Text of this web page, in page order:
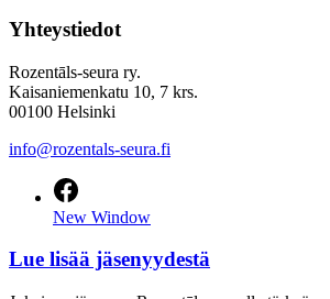
Yhteystiedot
Rozentāls-seura ry.
Kaisaniemenkatu 10, 7 krs.
00100 Helsinki
info@rozentals-seura.fi
New Window
Lue lisää jäsenyydestä